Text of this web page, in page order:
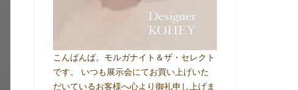
こんばんば。モルガナイト＆ザ・セレクト
です。 いつも展示会にてお買い上げいた
だいているお客様へ心より御礼申し上げま